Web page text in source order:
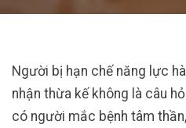
Người bị hạn chế năng lực
nhận thừa kế không là câu
có người mắc bệnh tâm